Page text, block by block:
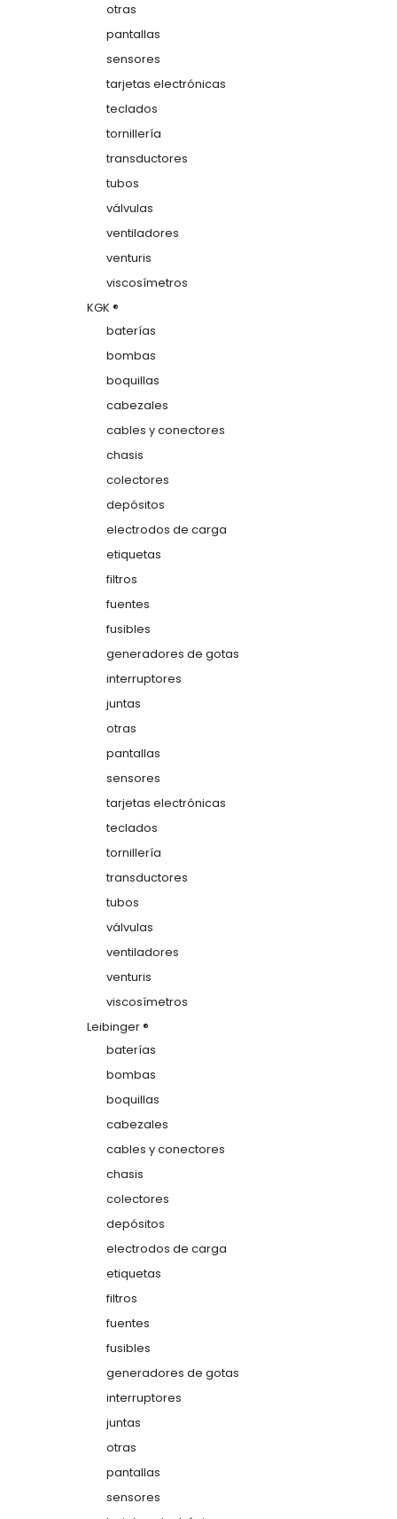
otras
pantallas
sensores
tarjetas electrónicas
teclados
tornillería
transductores
tubos
válvulas
ventiladores
venturis
viscosímetros
KGK ®
baterías
bombas
boquillas
cabezales
cables y conectores
chasis
colectores
depósitos
electrodos de carga
etiquetas
filtros
fuentes
fusibles
generadores de gotas
interruptores
juntas
otras
pantallas
sensores
tarjetas electrónicas
teclados
tornillería
transductores
tubos
válvulas
ventiladores
venturis
viscosímetros
Leibinger ®
baterías
bombas
boquillas
cabezales
cables y conectores
chasis
colectores
depósitos
electrodos de carga
etiquetas
filtros
fuentes
fusibles
generadores de gotas
interruptores
juntas
otras
pantallas
sensores